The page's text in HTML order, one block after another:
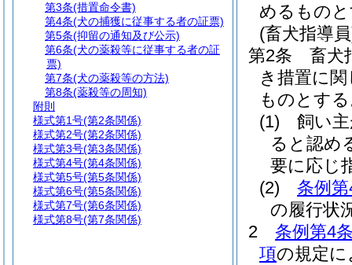
めるもの
(畜犬指導
第2条
畜犬
き措置に
ものとす
(1)
飼い
ると認め
要に応じ
(2)
条例
の履行状
2
条例第4
項の規定
第3条(措置命令書)
第4条(犬の捕獲に従事する者の証票)
第5条(抑留の通知及び公示)
第6条(犬の薬殺等に従事する者の証
票)
第7条(犬の薬殺等の方法)
第8条(薬殺等の周知)
附則
様式第1号(第2条関係)
様式第2号(第2条関係)
様式第3号(第3条関係)
様式第4号(第4条関係)
様式第5号(第5条関係)
様式第6号(第5条関係)
様式第7号(第6条関係)
様式第8号(第7条関係)